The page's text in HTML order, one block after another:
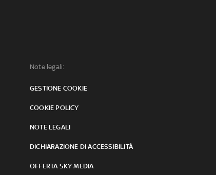
Note legali:
GESTIONE COOKIE
COOKIE POLICY
NOTE LEGALI
DICHIARAZIONE DI ACCESSIBILITÀ
OFFERTA SKY MEDIA